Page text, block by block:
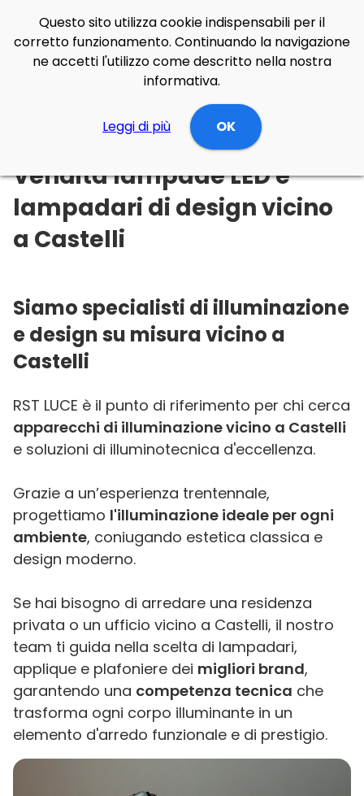
Illuminazione Online Abruzzo Teramo
Vendita lampade LED e
lampadari di design vicino
a Castelli
Siamo specialisti di illuminazione
e design su misura vicino a
Castelli
RST LUCE è il punto di riferimento per chi cerca
apparecchi di illuminazione vicino a Castelli
e soluzioni di illuminotecnica d'eccellenza.
Grazie a un’esperienza trentennale,
progettiamo l'illuminazione ideale per ogni
ambiente, coniugando estetica classica e
design moderno.
Se hai bisogno di arredare una residenza
privata o un ufficio vicino a Castelli, il nostro
team ti guida nella scelta di lampadari,
applique e plafoniere dei migliori brand,
garantendo una competenza tecnica che
trasforma ogni corpo illuminante in un
elemento d'arredo funzionale e di prestigio.
Questo sito utilizza cookie indispensabili per il
corretto funzionamento. Continuando la navigazione
ne accetti l'utilizzo come descritto nella nostra
informativa.
Leggi di più OK